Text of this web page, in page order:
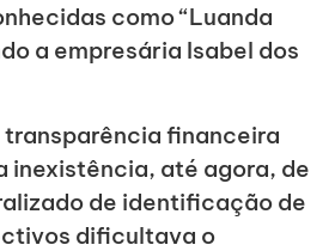
como “Luanda
a empresária Isabel dos
financeira
inexistência, até agora, de
de identificação de
dificultava o